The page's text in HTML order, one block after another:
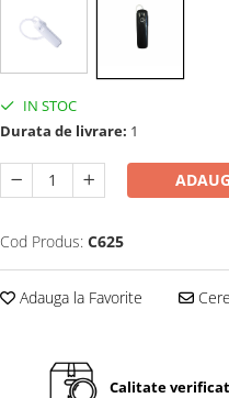
IN STOC
Durata de livrare: 1
Cod Produs: C625
Adauga la Favorite
Calitate